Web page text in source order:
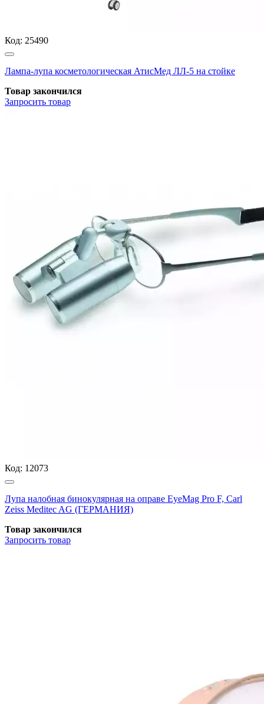
Код: 25490
Лампа-лупа косметологическая АтисМед ЛЛ-5 на стойке
Товар закончился
Запросить товар
Код: 12073
Лупа налобная бинокулярная на оправе EyeMag Pro F, Carl
Zeiss Meditec AG (ГЕРМАНИЯ)
Товар закончился
Запросить товар